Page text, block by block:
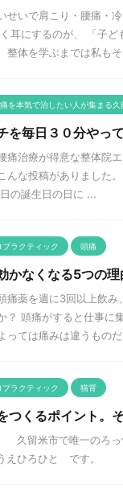
せいで肩こり・腰痛・
耳にするのが、 「子
整体を学ぶまでは私も
を本気で治したい人が集まる
を毎日３０分やっ
痛治療が得意な整体院
んな投稿がありました
の誕生日の日に ...
ラクティック 頭痛
かなくなる5つの理
痛薬を週に3回以上飲
？ 頭痛がすると仕事に
っては痛みは違うもの
ラクティック 猫背
つくるポイント。
久留米市で唯一のろ
えひろひと です。 【